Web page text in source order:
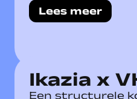
Lees meer
Ikazia x
Een structurele